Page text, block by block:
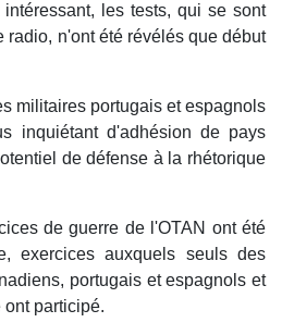
les tests, qui se sont
radio, n'ont été révélés que début
militaires portugais et espagnols
inquiétant d'adhésion de pays
de défense à la rhétorique
de guerre de l'OTAN ont été
exercices auxquels seuls des
portugais et espagnols et
ont participé.